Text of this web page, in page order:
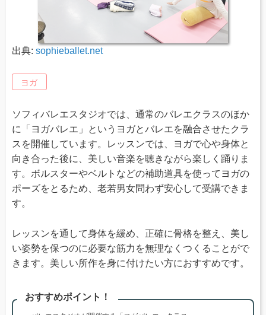
出典: sophieballet.net
ヨガ
ソフィバレエスタジオでは、通常のバレエクラスのほか
に「ヨガバレエ」というヨガとバレエを融合させたクラ
スを開催しています。レッスンでは、ヨガで心や身体と
向き合った後に、美しい音楽を聴きながら楽しく踊りま
す。ボルスターやベルトなどの補助道具を使ってヨガの
ポーズをとるため、老若男女問わず安心して受講できま
す。
レッスンを通して身体を緩め、正確に骨格を整え、美し
い姿勢を保つのに必要な筋力を無理なくつくることがで
きます。美しい所作を身に付けたい方におすすめです。
おすすめポイント！